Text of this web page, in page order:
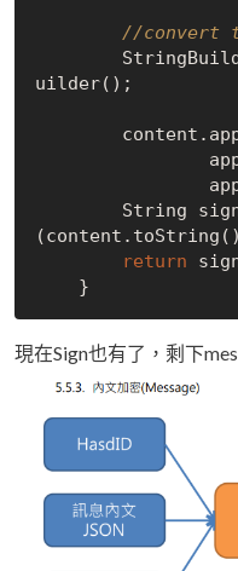
//convert
uilder();
return
現在Sign也有了，剩下